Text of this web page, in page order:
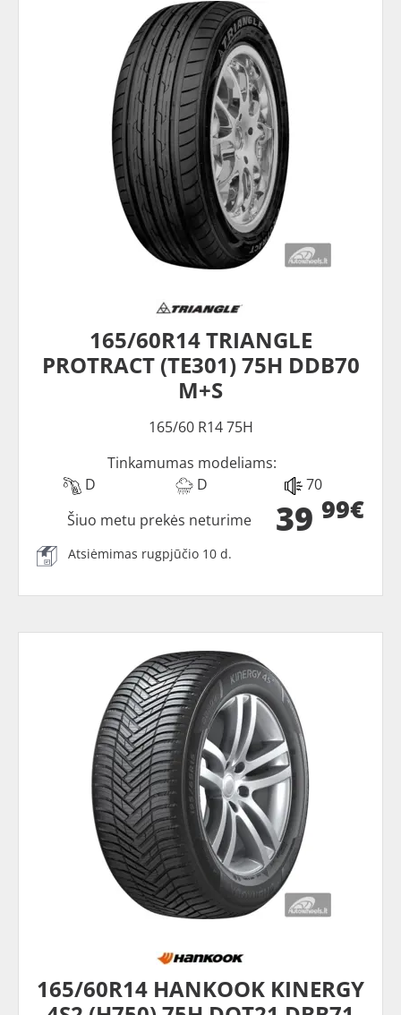
165/60R14 TRIANGLE
PROTRACT (TE301) 75H DDB70
M+S
165/60 R14 75H
Tinkamumas modeliams:
D
D 70
39 99€
Šiuo metu prekės neturime
Atsiėmimas rugpjūčio 10 d.
165/60R14 HANKOOK KINERGY